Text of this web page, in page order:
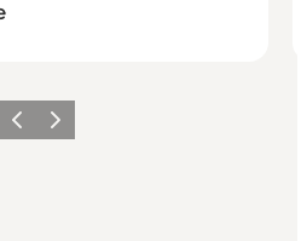
ZurückWeiter